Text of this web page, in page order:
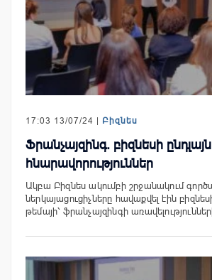
17:03 13/07/24 | Բիզնես
Ֆրանչայզինգ. բիզնեսի
հնարավորություններ
Ակբա Բիզնես ակումբի շրջանակում
ներկայացուցիչները հավաքվել էին
թեմայի՝ ֆրանչայզինգի